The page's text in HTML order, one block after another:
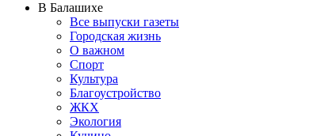
В Балашихе
Все выпуски газеты
Городская жизнь
О важном
Спорт
Культура
Благоустройство
ЖКХ
Экология